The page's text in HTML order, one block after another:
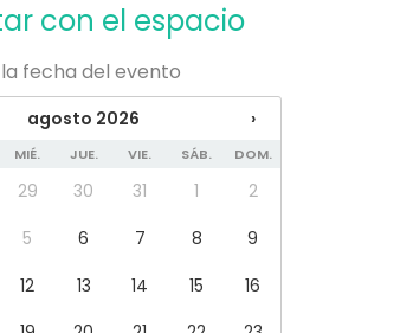
con el espacio
fecha del evento
agosto 2026 ›
MIÉ. JUE. VIE. SÁB. DOM.
29 30 31 1
2
5 6 7 8
9
12 13 14 15
16